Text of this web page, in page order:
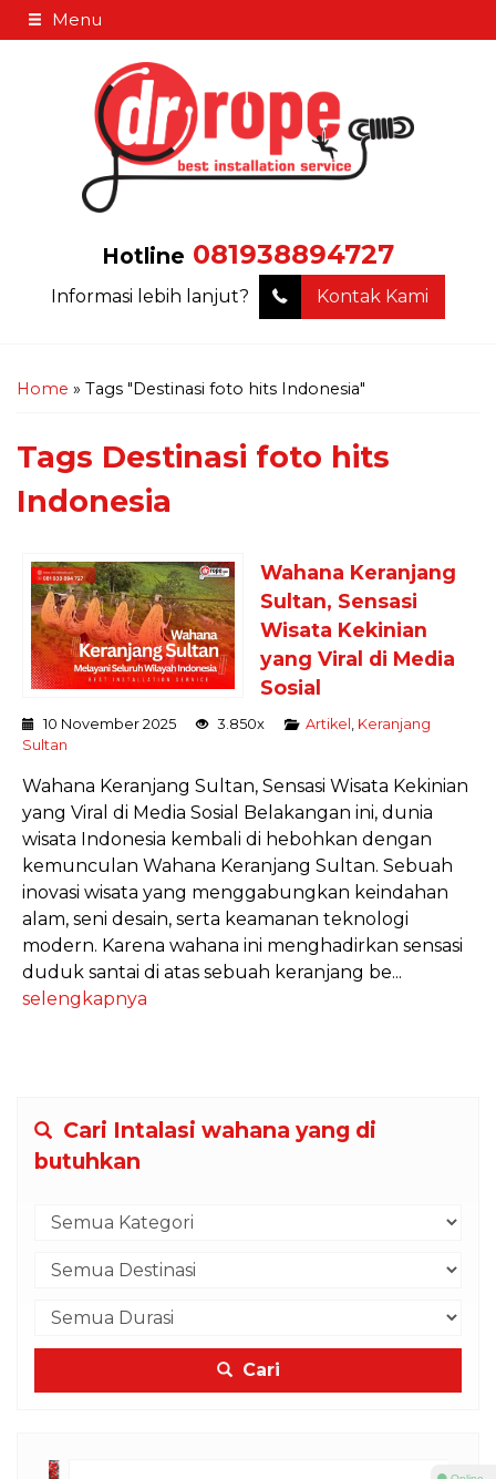
Menu
Hotline 081938894727
Informasi lebih lanjut? Kontak Kami
Home » Tags "Destinasi foto hits Indonesia"
Tags Destinasi foto hits
Indonesia
Wahana Keranjang
Sultan, Sensasi
Wisata Kekinian
yang Viral di Media
Sosial
10 November 2025 3.850x Artikel
Keranjang
Sultan
Wahana Keranjang Sultan, Sensasi Wisata Kekinian
yang Viral di Media Sosial Belakangan ini, dunia
wisata Indonesia kembali di hebohkan dengan
kemunculan Wahana Keranjang Sultan. Sebuah
inovasi wisata yang menggabungkan keindahan
alam, seni desain, serta keamanan teknologi
modern. Karena wahana ini menghadirkan sensasi
duduk santai di atas sebuah keranjang be...
selengkapnya
Cari Intalasi wahana yang di
butuhkan
Cari